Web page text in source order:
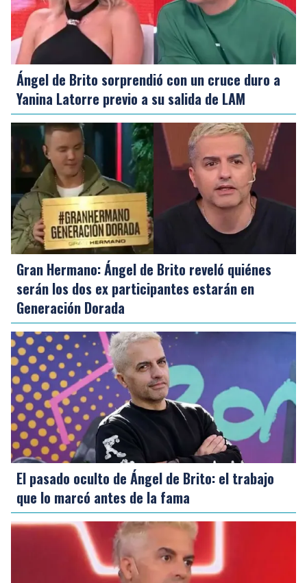
Ángel de Brito sorprendió con un cruce duro a
Yanina Latorre previo a su salida de LAM
Gran Hermano: Ángel de Brito reveló quiénes
serán los dos ex participantes estarán en
Generación Dorada
El pasado oculto de Ángel de Brito: el trabajo
que lo marcó antes de la fama